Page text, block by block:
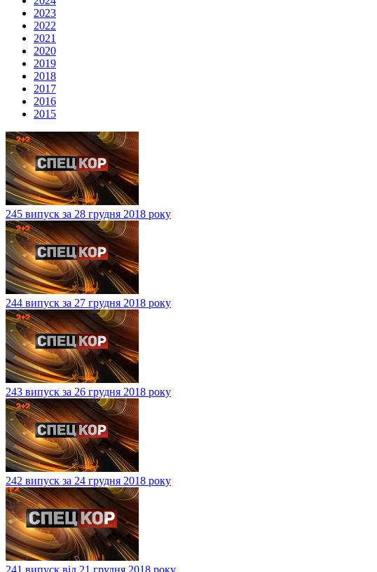
2023
2022
2021
2020
2019
2018
2017
2016
2015
245 випуск за 28 грудня 2018 року
244 випуск за 27 грудня 2018 року
243 випуск за 26 грудня 2018 року
242 випуск за 24 грудня 2018 року
241 випуск від 21 грудня 2018 року